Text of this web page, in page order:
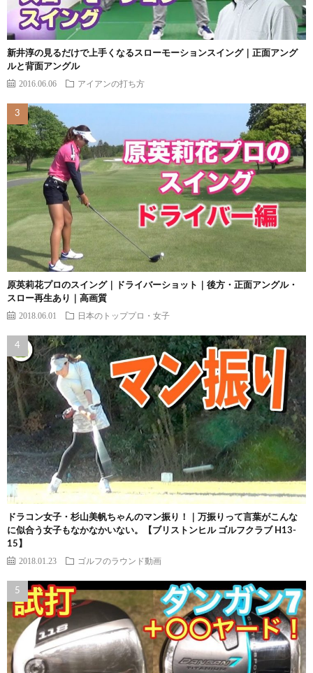
新井淳の見るだけで上手くなるスローモーションスイング｜正面アング
ルと背面アングル
2016.06.06 アイアンの打ち方
原英莉花プロのスイング｜ドライバーショット｜後方・正面アングル・
スロー再生あり｜高画質
2018.06.01 日本のトッププロ・女子
ドラコン女子・杉山美帆ちゃんのマン振り！｜万振りって言葉がこんな
に似合う女子もなかなかいない。【ブリストンヒル ゴルフクラブ H13-
15】
2018.01.23 ゴルフのラウンド動画